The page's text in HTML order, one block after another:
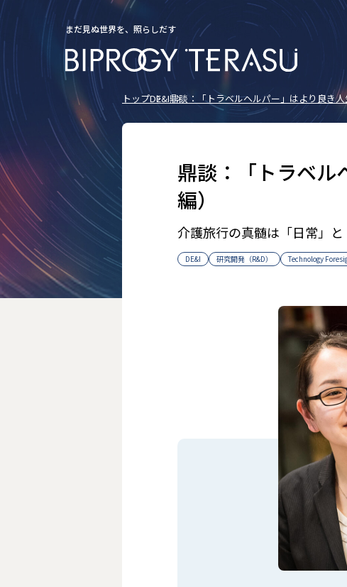
まだ見ぬ世界を、照らしだす
トップDE&I鼎談：「トラベルヘルパー」はより良き人
鼎談：「トラベル
編）
介護旅行の真髄は「日常」
DE&I 研究開発（R&D） Technology